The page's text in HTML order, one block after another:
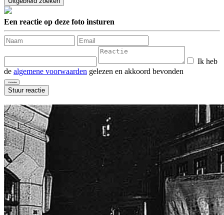
Een reactie op deze foto insturen
Ik heb
de algemene voorwaarden gelezen en akkoord bevonden